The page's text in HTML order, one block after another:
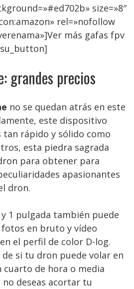
size=»8″
rel=»nofollow
más gafas fpv
grandes precios
no se quedan atrás en este
este dispositivo
rápido y sólido como
esta piedra sagrada
para obtener para
apasionantes
dron.
y 1 pulgada también puede
en bruto y vídeo
el perfil de color D-log.
de si tu dron puede volar en
cuarto de hora o media
deseas acortar tu